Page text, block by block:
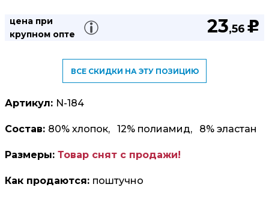
цена при
крупном опте
23,56 u
ВСЕ СКИДКИ НА ЭТУ ПОЗИЦИЮ
Артикул: N-184
Состав: 80% хлопок, 12% полиамид, 8% эластан
Размеры: Товар снят с продажи!
Как продаются: поштучно